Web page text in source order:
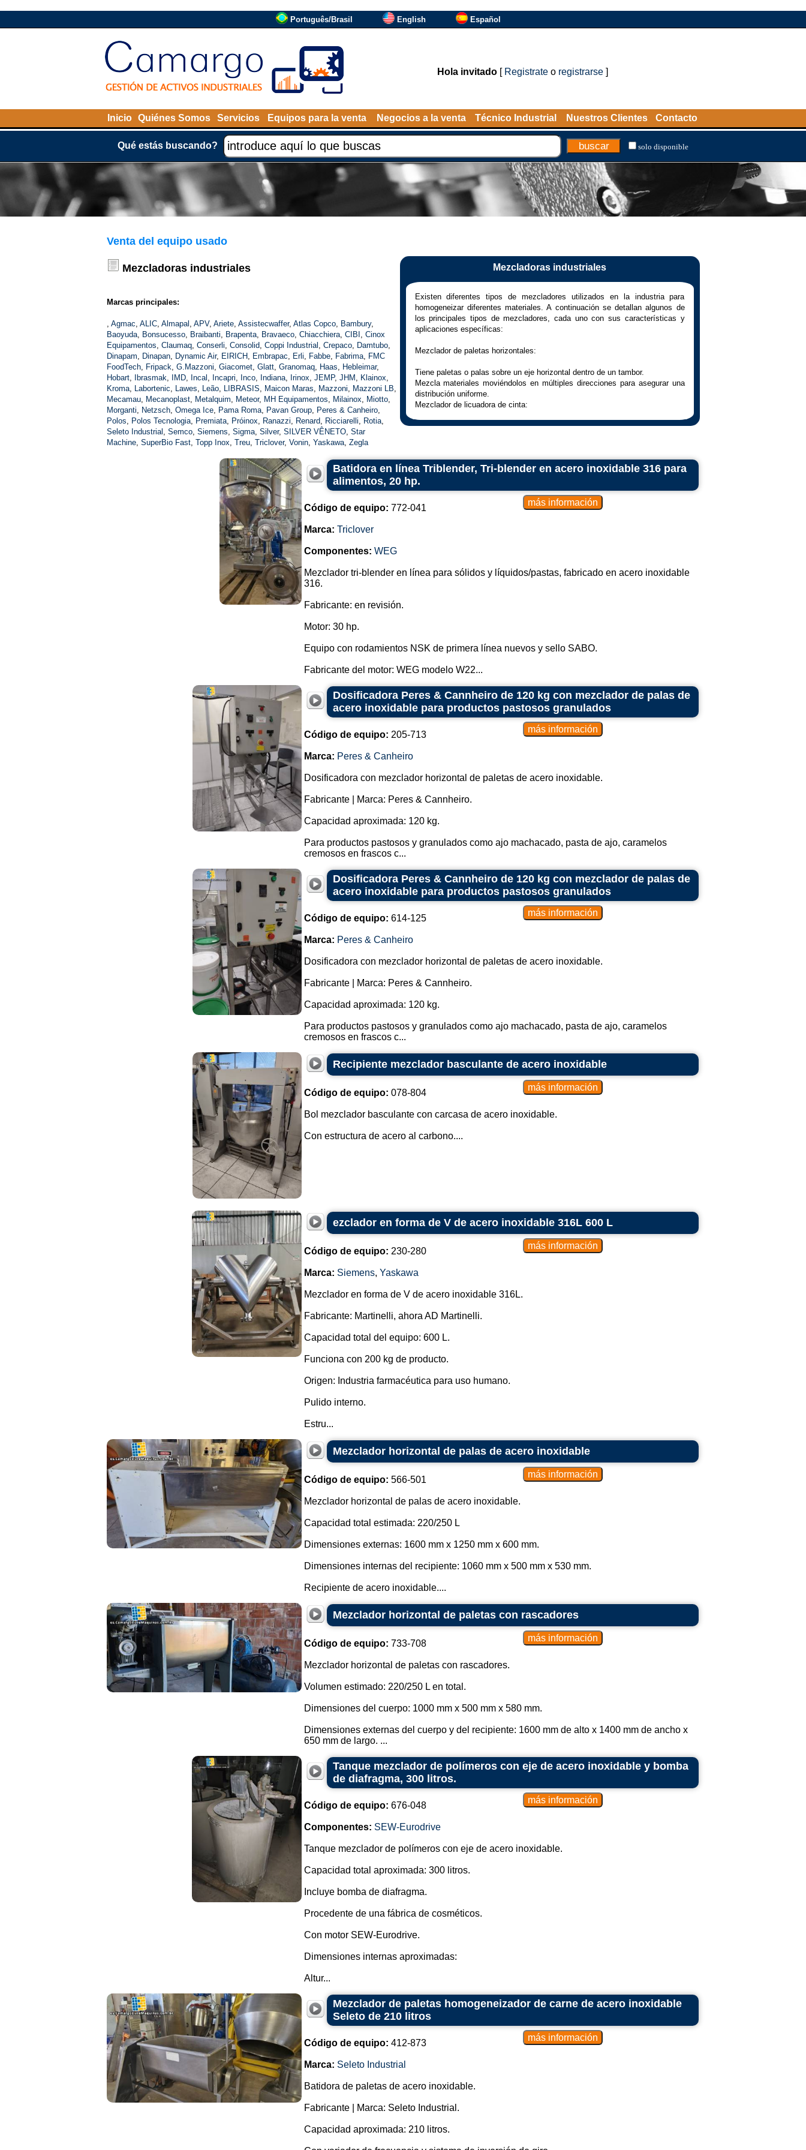
Português/Brasil English Español
Hola invitado[ Registrateo registrarse]
Inicio Quiénes Somos Servicios Equipos para la venta Negocios a la venta Técnico Industrial Nuestros Clientes Contacto
Qué estás buscando? solo disponible
Venta del equipo usado
Mezcladoras industriales
Marcas principales:
, Agmac, ALIC, Almapal , APV, Ariete, Assistecwaffer, Atlas Copco, Bambury,
Baoyuda, Bonsucesso, Braibanti, Brapenta, Bravaeco, Chiacchiera, CIBI , Cinox
Equipamentos, Claumaq, Conserli, Consolid, Coppi Industrial , Crepaco, Damtubo,
Dinapam, Dinapan, Dynamic Air, EIRICH, Embrapac, Erli, Fabbe, Fabrima, FMC
FoodTech, Fripack, G.Mazzoni, Giacomet, Glatt, Granomaq, Haas, Hebleimar,
Hobart, Ibrasmak, IMD, Incal , Incapri, Inco, Indiana, Irinox, JEMP, JHM , Klainox,
Kroma, Labortenic, Lawes, Leão, LIBRASIS, Maicon Maras, Mazzoni, Mazzoni LB,
Mecamau, Mecanoplast, Metalquim, Meteor, MH Equipamentos, Milainox, Miotto,
Morganti, Netzsch, Omega Ice, Pama Roma, Pavan Group, Peres & Canheiro,
Polos, Polos Tecnologia, Premiata, Próinox, Ranazzi, Renard, Ricciarelli, Rotia,
Seleto Industrial , Semco, Siemens, Sigma, Silver, SILVER VÊNETO, Star
Machine, SuperBio Fast, Topp Inox, Treu, Triclover, Vonin, Yaskawa, Zegla
Mezcladoras industriales
Existen diferentes tipos de mezcladores utilizados en la industria para
homogeneizar diferentes materiales. A continuación se detallan algunos de
los principales tipos de mezcladores, cada uno con sus características y
aplicaciones específicas:
Mezclador de paletas horizontales:
Tiene paletas o palas sobre un eje horizontal dentro de un tambor.
Mezcla materiales moviéndolos en múltiples direcciones para asegurar una
distribución uniforme.
Mezclador de licuadora de cinta:
Posee cuchillas en forma de cinta (ribbon) sobre un eje, proporcionando
Mezclador en V:
Tiene una cámara en forma de V con cuchillas o paletas para mover
materiales hacia arriba y hacia abajo.
Proporciona movimiento tridimensional para una mezcla eficiente.
Mezclador en Y:
Mezclador de tambor rotatorio:
Mezcla materiales a medida que se gira el mezclador.
Mezclador de tambor Cubage:
Tiene palas en forma de cubo dentro de un tambor.
Mezcla materiales mediante movimientos de rotación y cubicación.
Mezclador planetario:
Presenta una combinación de movimiento planetario (rotación alrededor del
eje) y rotación del propio eje.
Eficiente en la mezcla de materiales viscosos y pastosos.
Se utiliza para mezclar materiales viscosos y dispersar sólidos en líquidos.
Genera un corte intenso para una mezcla rápida.
Mezclador de flujo continuo:
Mezcla materiales continuamente a lo largo de un proceso.
Se puede utilizar en líneas de producción a gran escala.
Mezclador de paletas:
Adecuado para una amplia gama de materiales y viscosidades.
Mezclador de tambor gravimétrico:
Mezcla materiales utilizando el principio de gravedad.
Generalmente utilizado para mezclas de alta precisión.
Estos son sólo algunos ejemplos de mezcladores utilizados en la industria.
propiedades deseadas del producto final.
Batidora en línea Triblender, Tri-blender en acero inoxidable 316 para
alimentos, 20 hp.
Código de equipo: 772-041
Marca: Triclover
Componentes: WEG
Mezclador tri-blender en línea para sólidos y líquidos/pastas, fabricado en acero inoxidable
316.
Fabricante: en revisión.
Motor: 30 hp.
Equipo con rodamientos NSK de primera línea nuevos y sello SABO.
Fabricante del motor: WEG modelo W22...
Dosificadora Peres & Cannheiro de 120 kg con mezclador de palas de
acero inoxidable para productos pastosos granulados
Código de equipo: 205-713
Marca: Peres & Canheiro
Dosificadora con mezclador horizontal de paletas de acero inoxidable.
Fabricante | Marca: Peres & Cannheiro.
Capacidad aproximada: 120 kg.
Para productos pastosos y granulados como ajo machacado, pasta de ajo, caramelos
cremosos en frascos c...
Dosificadora Peres & Cannheiro de 120 kg con mezclador de palas de
acero inoxidable para productos pastosos granulados
Código de equipo: 614-125
Marca: Peres & Canheiro
Dosificadora con mezclador horizontal de paletas de acero inoxidable.
Fabricante | Marca: Peres & Cannheiro.
Capacidad aproximada: 120 kg.
Para productos pastosos y granulados como ajo machacado, pasta de ajo, caramelos
cremosos en frascos c...
Recipiente mezclador basculante de acero inoxidable
Código de equipo: 078-804
Bol mezclador basculante con carcasa de acero inoxidable.
Con estructura de acero al carbono....
ezclador en forma de V de acero inoxidable 316L 600 L
Código de equipo: 230-280
Marca: Siemens, Yaskawa
Mezclador en forma de V de acero inoxidable 316L.
Fabricante: Martinelli, ahora AD Martinelli.
Capacidad total del equipo: 600 L.
Funciona con 200 kg de producto.
Origen: Industria farmacéutica para uso humano.
Pulido interno.
Estru...
Mezclador horizontal de palas de acero inoxidable
Código de equipo: 566-501
Mezclador horizontal de palas de acero inoxidable.
Capacidad total estimada: 220/250 L
Dimensiones externas: 1600 mm x 1250 mm x 600 mm.
Dimensiones internas del recipiente: 1060 mm x 500 mm x 530 mm.
Recipiente de acero inoxidable....
Mezclador horizontal de paletas con rascadores
Código de equipo: 733-708
Mezclador horizontal de paletas con rascadores.
Volumen estimado: 220/250 L en total.
Dimensiones del cuerpo: 1000 mm x 500 mm x 580 mm.
Dimensiones externas del cuerpo y del recipiente: 1600 mm de alto x 1400 mm de ancho x
650 mm de largo. ...
Tanque mezclador de polímeros con eje de acero inoxidable y bomba
de diafragma, 300 litros.
Código de equipo: 676-048
Componentes: SEW-Eurodrive
Tanque mezclador de polímeros con eje de acero inoxidable.
Capacidad total aproximada: 300 litros.
Incluye bomba de diafragma.
Procedente de una fábrica de cosméticos.
Con motor SEW-Eurodrive.
Dimensiones internas aproximadas:
Altur...
Mezclador de paletas homogeneizador de carne de acero inoxidable
Seleto de 210 litros
Código de equipo: 412-873
Marca: Seleto Industrial
Batidora de paletas de acero inoxidable.
Fabricante | Marca: Seleto Industrial.
Capacidad aproximada: 210 litros.